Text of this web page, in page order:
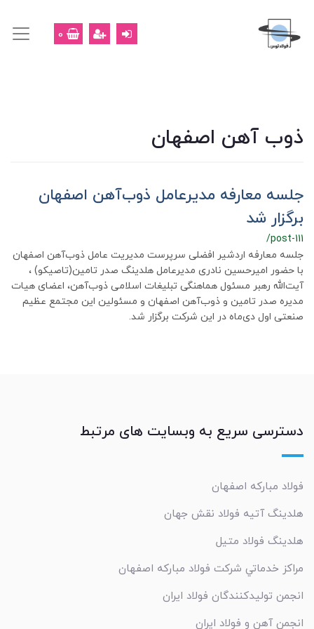
0
ذوب آهن اصفهان
جلسه معارفه مدیرعامل ذوب‌آهن اصفهان
برگزار شد
/post-111
جلسه معارفه اردشیر افضلی سرپرست مدیریت عامل ذوب‌آهن اصفهان
با حضور امیرحسین نادری مدیرعامل هلدینگ صدر تامین(تاصیکو) ،
آیت‌الله رهبر مسئول هماهنگی تبلیغات اسلامی ذوب‌آهن، اعضای هیات
مدیره صدر تامین و ذوب‌آهن اصفهان و مسئولین این مجتمع عظیم
صنعتی اول دی‌ماه در این شرکت برگزار شد.
دسترسی سریع به وبسایت های مرتبط
فولاد مبارکه اصفهان
هلدینگ آتیه فولاد نقش جهان
هلدینگ فولاد متیل
مراکز خدماتي شرکت فولاد مبارکه اصفهان
انجمن تولیدکنندگان فولاد ایران
انجمن آهن و فولاد ایران